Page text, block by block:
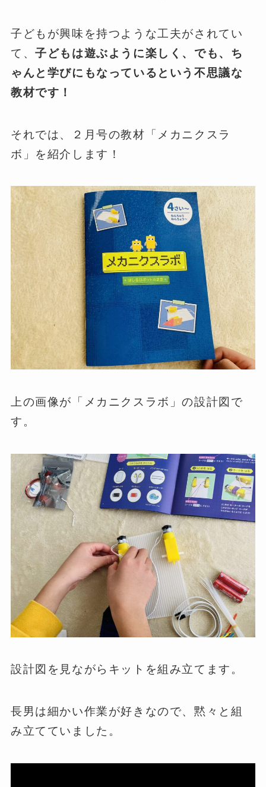
子どもが興味を持つような工夫がされてい
て、子どもは遊ぶように楽しく、でも、ち
ゃんと学びにもなっているという不思議な
教材です！
それでは、２月号の教材「メカニクスラ
ボ」を紹介します！
上の画像が「メカニクスラボ」の設計図で
す。
設計図を見ながらキットを組み立てます。
長男は細かい作業が好きなので、黙々と組
み立てていました。